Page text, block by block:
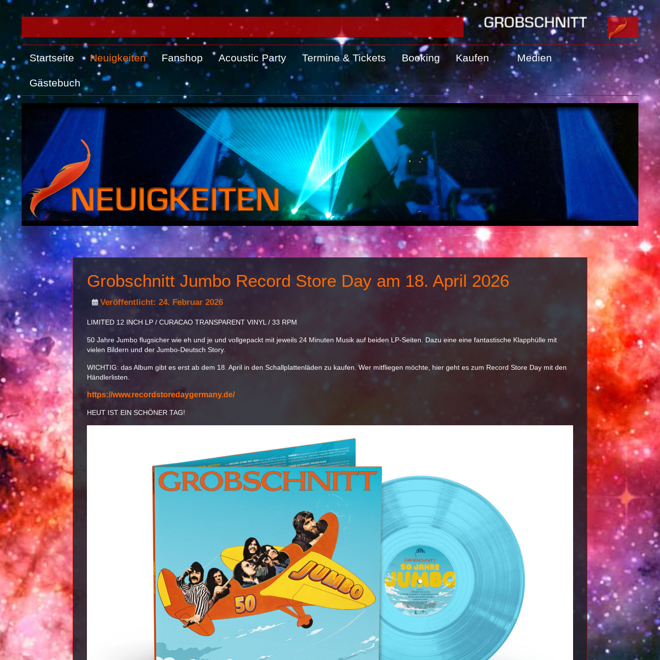
Startseite Neuigkeiten Fanshop Acoustic Party Termine & Tickets Booking Kaufen Medien
Gästebuch
Grobschnitt Jumbo Record Store Day am 18. April 2026
Veröffentlicht: 24. Februar 2026
LIMITED 12 INCH LP / CURACAO TRANSPARENT VINYL / 33 RPM
50 Jahre Jumbo flugsicher wie eh und je und vollgepackt mit jeweils 24 Minuten Musik auf beiden LP-Seiten. Dazu eine eine fantastische Klapphülle mit
vielen Bildern und der Jumbo-Deutsch Story.
WICHTIG: das Album gibt es erst ab dem 18. April in den Schallplattenläden zu kaufen. Wer mitfliegen möchte, hier geht es zum Record Store Day mit den
Händlerlisten.
https://www.recordstoredaygermany.de/
HEUT IST EIN SCHÖNER TAG!